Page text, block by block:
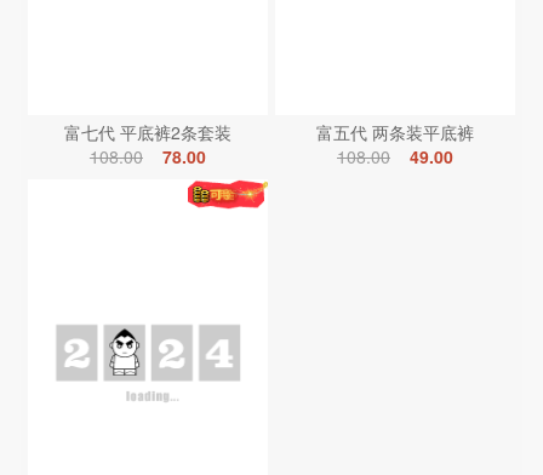
富七代 平底裤2条套装
108.00
78.00
富五代 两条装平底裤
108.00
49.00